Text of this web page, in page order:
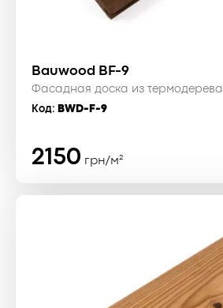
Bauwood BF-9
Фасадная доска из термодерева
Код: BWD-F-9
2150 грн/м²